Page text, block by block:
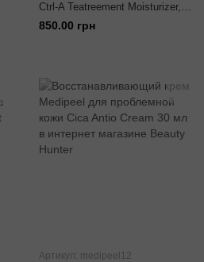
Ctrl-A Teatreement Moisturizer,
50 мл
850.00 грн
Артикул: medipeel12